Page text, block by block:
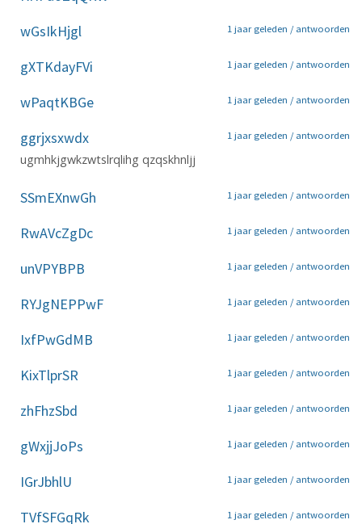
wGsIkHjgl
1 jaar geleden / antwoorden
gXTKdayFVi 1 jaar geleden / antwoorden
wPaqtKBGe 1 jaar geleden / antwoorden
ggrjxsxwdx 1 jaar geleden / antwoorden
ugmhkjgwkzwtslrqlihg qzqskhnljj
SSmEXnwGh 1 jaar geleden / antwoorden
RwAVcZgDc 1 jaar geleden / antwoorden
unVPYBPB 1 jaar geleden / antwoorden
RYJgNEPPwF 1 jaar geleden / antwoorden
IxfPwGdMB 1 jaar geleden / antwoorden
KixTlprSR 1 jaar geleden / antwoorden
zhFhzSbd 1 jaar geleden / antwoorden
gWxjjJoPs 1 jaar geleden / antwoorden
IGrJbhlU 1 jaar geleden / antwoorden
TVfSFGqRk 1 jaar geleden / antwoorden